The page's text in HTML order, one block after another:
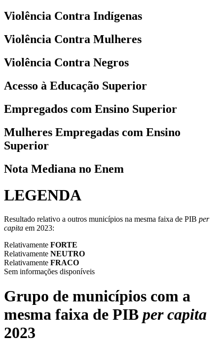
Violência Contra Indígenas
Violência Contra Mulheres
Violência Contra Negros
Acesso à Educação Superior
Empregados com Ensino Superior
Mulheres Empregadas com Ensino
Superior
Nota Mediana no Enem
LEGENDA
Resultado relativo a outros municípios na mesma faixa de PIB per
capita em 2023:
Relativamente FORTE
Relativamente NEUTRO
Relativamente FRACO
Sem informações disponíveis
Grupo de municípios com a
mesma faixa de PIB per capita
2023